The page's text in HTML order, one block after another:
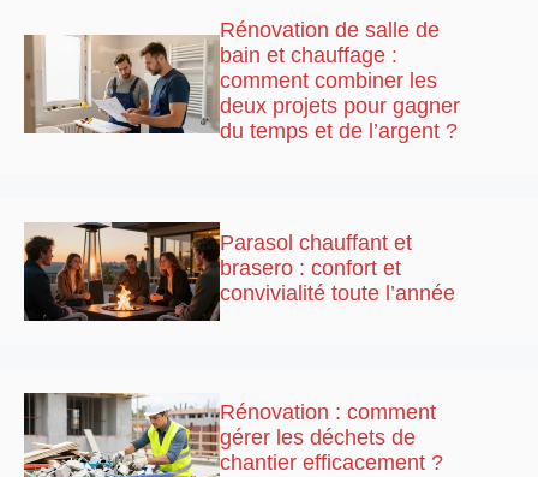
Rénovation de salle de
bain et chauffage :
comment combiner les
deux projets pour gagner
du temps et de l’argent ?
Parasol chauffant et
brasero : confort et
convivialité toute l’année
Rénovation : comment
gérer les déchets de
chantier efficacement ?